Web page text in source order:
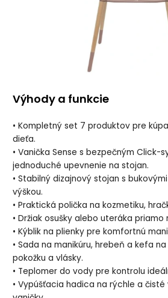
Výhody a funkcie
• Kompletný set 7 produktov pre
dieťa.
• Vanička Sense s bezpečným Click-
jednoduché upevnenie na stojan.
• Stabilný dizajnový stojan s
výškou.
• Praktická polička na kozmetiku,
• Držiak osušky alebo uteráka priamo
• Kýblik na plienky pre komfortnú
• Sada na manikúru, hrebeň a kefa
pokožku a vlásky.
• Teplomer do vody pre kontrolu
• Vypúšťacia hadica na rýchle a čisté